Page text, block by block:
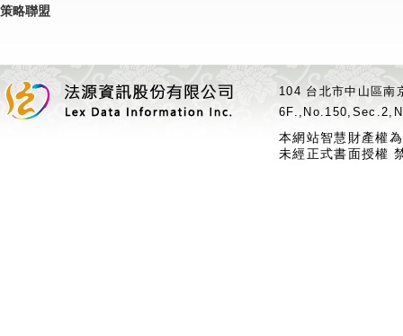
策略聯盟
104 台北市中山區
本網站智慧財產權
未經正式書面授權